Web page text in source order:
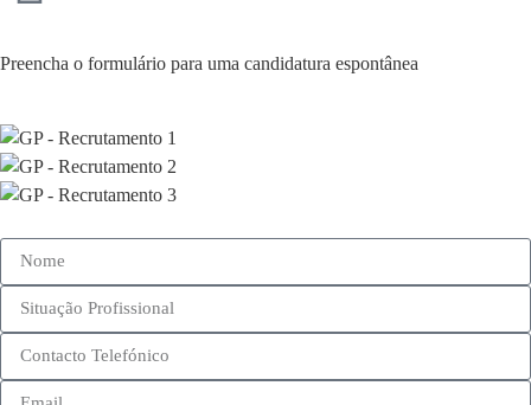
Preencha o formulário para uma candidatura espontânea